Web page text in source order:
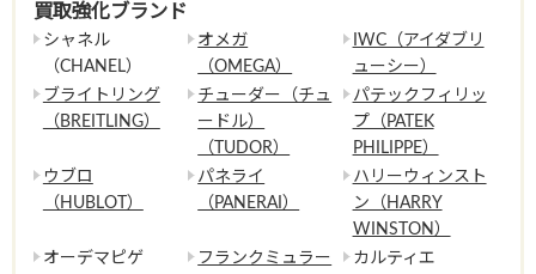
買取強化ブランド
シャネル
（CHANEL）
オメガ
（OMEGA）
IWC（アイダブリ
ューシー）
ブライトリング
（BREITLING）
チューダー（チュ
ードル）
（TUDOR）
パテックフィリッ
プ（PATEK
PHILIPPE）
ウブロ
（HUBLOT）
パネライ
（PANERAI）
ハリーウィンスト
ン（HARRY
WINSTON）
オーデマピゲ
フランクミュラー
カルティエ